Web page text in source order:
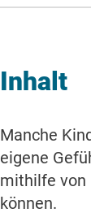
Inhalt
Manche
eigene
mithilfe von
können.